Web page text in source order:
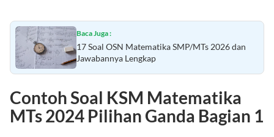
Baca Juga :
17 Soal OSN Matematika SMP/MTs 2026 dan
Jawabannya Lengkap
Contoh Soal KSM Matematika
MTs 2024 Pilihan Ganda Bagian 1